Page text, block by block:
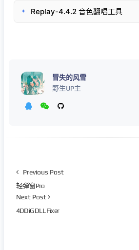
✦ Replay-4.4.2 音色翻唱工具
冒失的风雪
野生UP主
Previous Post
轻弹窗Pro
Next Post
4DDiG DLL Fixer